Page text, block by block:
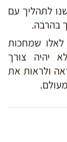
לתהליך עם
בהרבה.
שמחכות
יהיה צורך
ולראות את